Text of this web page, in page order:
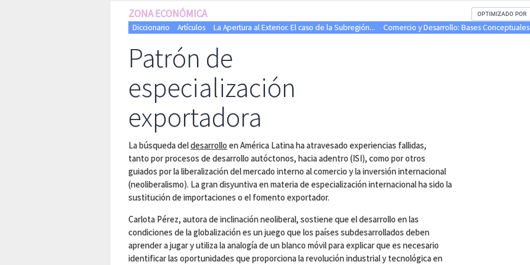
ZONA ECONÓMICA
Diccionario Artículos La Apertura al Exterior. El caso de la Subregión... Comercio y Desarrollo: Bases Conceptuales
Patrón de
especialización
exportadora
La búsqueda deldesarrollo en América Latina ha atravesado experiencias fallidas,
tanto por procesos de desarrollo autóctonos, hacia adentro (ISI), como por otros
guiados por la liberalización del mercado interno al comercio y la inversión internacional
(neoliberalismo). La gran disyuntiva en materia de especialización internacional ha sido la
sustitución de importaciones o el fomento exportador.
Carlota Pérez, autora de inclinación neoliberal, sostiene que el desarrollo en las
condiciones de la globalización es un juego que los países subdesarrollados deben
aprender a jugar y utiliza la analogía de un blanco móvil para explicar que es necesario
identificar las oportunidades que proporciona la revolución industrial y tecnológica en